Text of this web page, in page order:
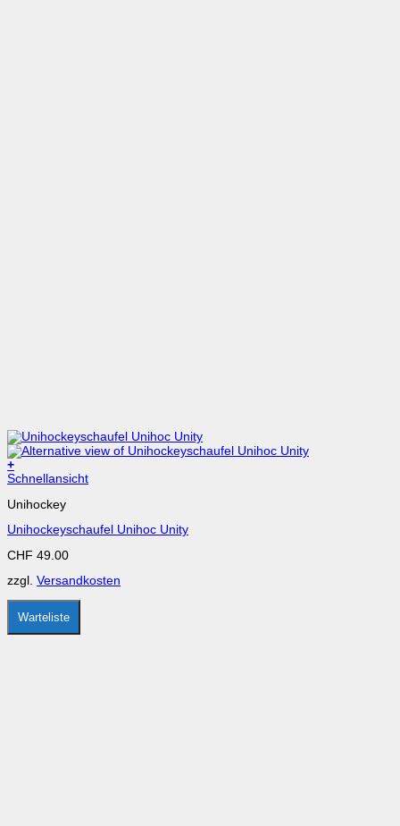
+
Dieses
weist
Varianten
Die
können
auf
der
Produktseite
gewählt
Schnellansicht
Unihockey
Unihockeyschaufel Unihoc Unity
CHF 49.00
zzgl. Versandkosten
Warteliste